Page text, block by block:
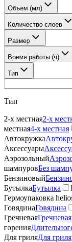
Объем (мл)
Количество слоев
Размер
Время работы (ч)
Тип
Тип
2-х местная2-х
местная4-х местная
Автокружка
Аксессуары
Аэрозольный
шампуровБез
Бензиновый
БутылкаБутылка
Гермоупаковка
ГовядинаГовядина
ГречневаяГречневая
горения
Для гриляДля гриля